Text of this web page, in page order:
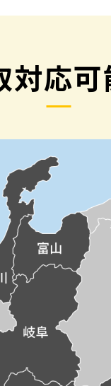
対応